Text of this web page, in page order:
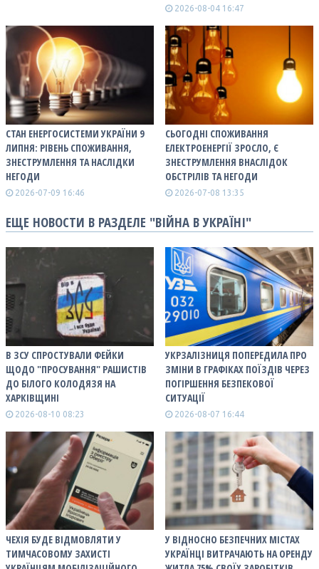
2026-08-04 16:47
СТАН ЕНЕРГОСИСТЕМИ УКРАЇНИ 9
ЛИПНЯ: РІВЕНЬ СПОЖИВАННЯ,
ЗНЕСТРУМЛЕННЯ ТА НАСЛІДКИ
НЕГОДИ
2026-07-09 16:46
СЬОГОДНІ СПОЖИВАННЯ
ЕЛЕКТРОЕНЕРГІЇ ЗРОСЛО, Є
ЗНЕСТРУМЛЕННЯ ВНАСЛІДОК
ОБСТРІЛІВ ТА НЕГОДИ
2026-07-08 13:35
ЕЩЕ НОВОСТИ В РАЗДЕЛЕ "ВІЙНА В УКРАЇНІ"
В ЗСУ СПРОСТУВАЛИ ФЕЙКИ
ЩОДО "ПРОСУВАННЯ" РАШИСТІВ
ДО БІЛОГО КОЛОДЯЗЯ НА
ХАРКІВЩИНІ
2026-08-10 08:23
УКРЗАЛІЗНИЦЯ ПОПЕРЕДИЛА ПРО
ЗМІНИ В ГРАФІКАХ ПОЇЗДІВ ЧЕРЕЗ
ПОГІРШЕННЯ БЕЗПЕКОВОЇ
СИТУАЦІЇ
2026-08-07 16:44
ЧЕХІЯ БУДЕ ВІДМОВЛЯТИ У
ТИМЧАСОВОМУ ЗАХИСТІ
У ВІДНОСНО БЕЗПЕЧНИХ МІСТАХ
УКРАЇНЦІ ВИТРАЧАЮТЬ НА ОРЕНДУ